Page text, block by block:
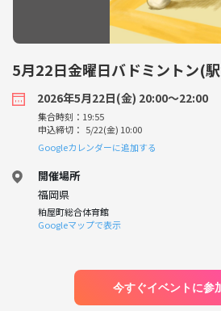
5月22日金曜日バドミントン(
2026年5月22日(金) 20:00〜22:00
集合時刻：19:55
申込締切： 5/22(金) 10:00
Googleカレンダーに追加する
開催場所
福岡県
粕屋町総合体育館
Googleマップで表示
今すぐイベントに参